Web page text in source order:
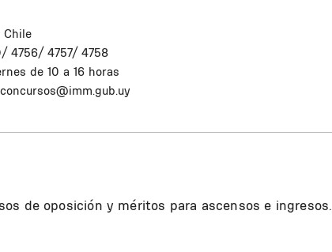
Chile
4756/ 4757/ 4758
de 10 a 16 horas
concursos@imm.gub.uy
de oposición y méritos para ascensos e ingresos.